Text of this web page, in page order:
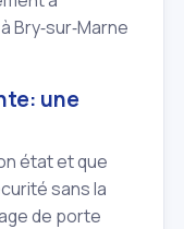
Bry‑sur‑Marne
une
état et que
sans la
de porte